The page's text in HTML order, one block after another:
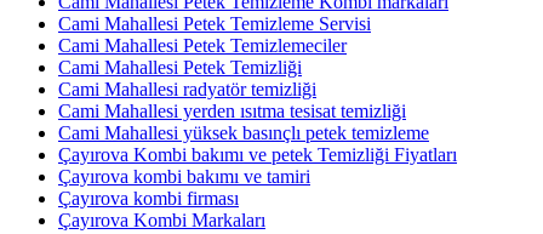
Cami Mahallesi Petek Temizleme Servisi
Cami Mahallesi Petek Temizlemeciler
Cami Mahallesi Petek Temizliği
Cami Mahallesi radyatör temizliği
Cami Mahallesi yerden ısıtma tesisat temizliği
Cami Mahallesi yüksek basınçlı petek temizleme
Çayırova Kombi bakımı ve petek Temizliği Fiyatları
Çayırova kombi bakımı ve tamiri
Çayırova kombi firması
Çayırova Kombi Markaları